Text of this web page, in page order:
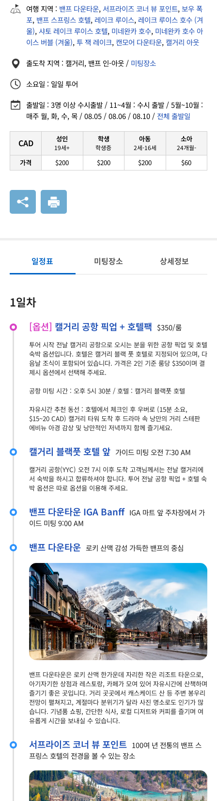
여행 지역 : 밴프 다운타운, 서프라이즈 코너 뷰 포인트, 보우 폭
포, 밴프 스프링스 호텔, 레이크 루이스, 레이크 루이스 호수 (겨
울), 샤토 레이크 루이스 호텔, 미네완카 호수, 미네완카 호수 아
이스 버블 (겨울), 투 잭 레이크, 캔모어 다운타운, 캘거리 아웃
출도착 지역 : 캘거리, 밴프 인-아웃 / 미팅장소
소요일 : 일일 투어
출발일 : 3명 이상 수시출발 / 11~4월 : 수시 출발 / 5월~10월 :
매주 월, 화, 수, 목 / 08.05 / 08.06 / 08.10 / 전체 출발일
CAD
가격
성인
19세+
$200
학생
학생증
$200
아동
2세-16세
$200
소아
24개월-
$60
일정표 미팅장소 상세정보
1일차
[옵션] 캘거리 공항 픽업 + 호텔팩 $350/룸
투어 시작 전날 캘거리 공항으로 오시는 분을 위한 공항 픽업 및 호텔
숙박 옵션입니다. 호텔은 캘거리 블랙 풋 호텔로 지정되어 있으며, 다
음날 조식이 포함되어 있습니다. 가격은 2인 기준 룸당 $350이며 결
제시 옵션에서 선택해 주세요.
공항 미팅 시간 : 오후 5시 30분 / 호텔 : 캘거리 블랙풋 호텔
자유시간 추천 동선 : 호텔에서 체크인 후 우버로 (15분 소요,
$15~20 CAD) 캘거리 타워 도착 후 드라마 속 낭만의 거리 스테판
에비뉴 아경 감상 및 낭만적인 저녁까지 함께 즐기세요.
캘거리 블랙풋 호텔 앞 가이드 미팅 오전 7:30 AM
캘거리 공항(YYC) 오전 7시 이후 도착 고객님께서는 전날 캘거리에
서 숙박을 하시고 합류하셔야 합니다. 투어 전날 공항 픽업 + 호텔 숙
박 옵션은 따로 옵션을 이용해 주세요.
밴프 다운타운 IGA Banff IGA 마트 앞 주차장에서 가
이드 미팅 9:00 AM
밴프 다운타운 로키 산맥 감성 가득한 밴프의 중심
밴프 다운타운은 로키 산맥 한가운데 자리한 작은 리조트 타운으로,
아기자기한 상점과 레스토랑, 카페가 모여 있어 자유시간에 산책하며
즐기기 좋은 곳입니다. 거리 곳곳에서 캐스케이드 산 등 주변 봉우리
전망이 펼쳐지고, 계절마다 분위기가 달라 사진 명소로도 인기가 많
습니다. 기념품 쇼핑, 간단한 식사, 로컬 디저트와 커피를 즐기며 여
유롭게 시간을 보내실 수 있습니다.
서프라이즈 코너 뷰 포인트 100여 년 전통의 밴프 스
프링스 호텔의 전경을 볼 수 있는 장소